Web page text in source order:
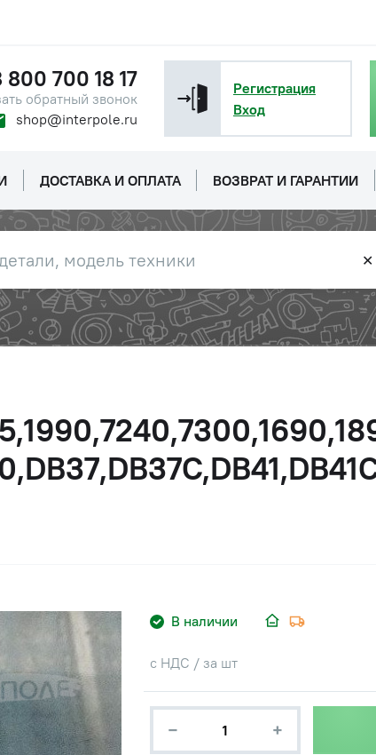
800 700 18 17
обратный звонок
shop@interpole.ru
Регистрация
Вход
ДОСТАВКА И ОПЛАТА ВОЗВРАТ И ГАРАНТИИ
✕
В наличии
с НДС / за шт
− +